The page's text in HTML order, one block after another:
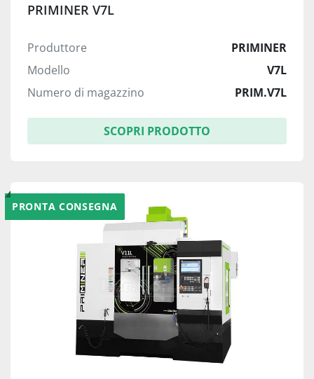
PRIMINER V7L
Produttore
PRIMINER
Modello
V7L
Numero di magazzino
PRIM.V7L
SCOPRI PRODOTTO
PRONTA CONSEGNA